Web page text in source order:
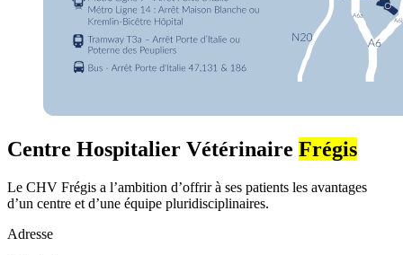
Centre Hospitalier Vétérinaire Frégis
Le CHV Frégis a l’ambition d’offrir à ses patients les avantages
d’un centre et d’une équipe pluridisciplinaires.
Adresse